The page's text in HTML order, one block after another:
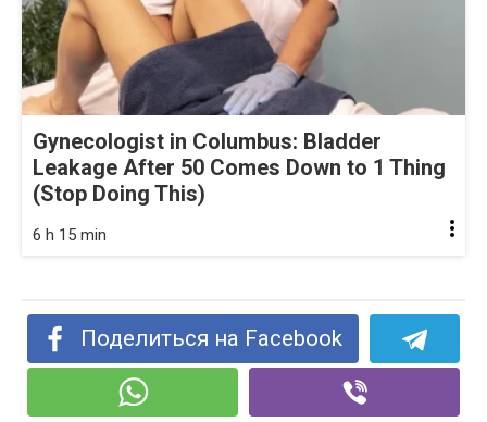
Gynecologist in Columbus: Bladder
Leakage After 50 Comes Down to 1 Thing
(Stop Doing This)
6 h 15 min
Поделиться на Facebook